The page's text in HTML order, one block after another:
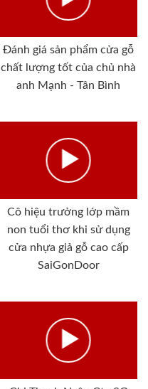
Đánh giá sản phẩm cửa gỗ
chất lượng tốt của chủ nhà
anh Mạnh - Tân Bình
Cô hiệu trưởng lớp mầm
non tuổi thơ khi sử dụng
cửa nhựa giả gỗ cao cấp
SaiGonDoor